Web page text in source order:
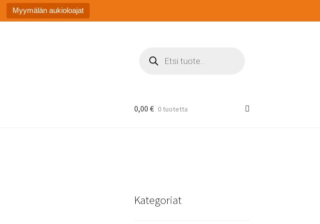
Myymälän aukioloajat
search
0,00 € 0 tuotetta
Kategoriat